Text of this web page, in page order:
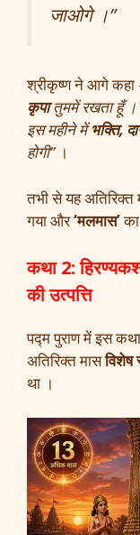
जाओगे ।”
श्रीकृष्ण ने आगे कहा
कृपातुममें रखता हूँ
इस महीने मेंभक्ति,
होगी”।
तभी से यह अतिरिक्त
गया और‘मलमास’
कथा 2:
की उत्पत्ति
पद्म पुराण में इस
अतिरिक्त मासविशेष
था ।